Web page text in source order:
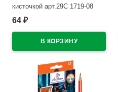
кисточкой арт.29С 1719-08
(Ст)
64 ₽